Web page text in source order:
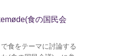
食の国民会
食をテーマに討論する